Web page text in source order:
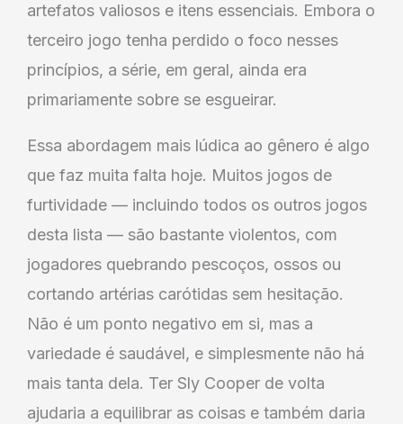
artefatos valiosos e itens essenciais. Embora o
terceiro jogo tenha perdido o foco nesses
princípios, a série, em geral, ainda era
primariamente sobre se esgueirar.
Essa abordagem mais lúdica ao gênero é algo
que faz muita falta hoje. Muitos jogos de
furtividade — incluindo todos os outros jogos
desta lista — são bastante violentos, com
jogadores quebrando pescoços, ossos ou
cortando artérias carótidas sem hesitação.
Não é um ponto negativo em si, mas a
variedade é saudável, e simplesmente não há
mais tanta dela. Ter Sly Cooper de volta
ajudaria a equilibrar as coisas e também daria